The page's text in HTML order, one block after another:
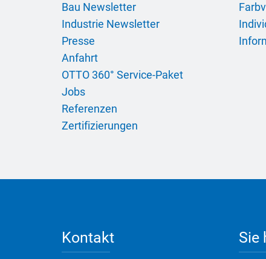
Bau Newsletter
Industrie Newsletter
Presse
Anfahrt
OTTO 360° Service-Paket
Jobs
Referenzen
Zertifizierungen
Kontakt Sie